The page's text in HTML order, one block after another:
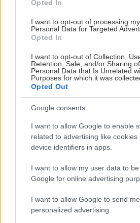
Opted In
I want to opt-out of processing my
Personal Data for Targeted
Opted In
I want to opt-out of Collection,
Retention, Sale, and/or Sharing
Personal Data that Is Unrelated
Purposes for which it was
Opted Out
Google consents
I want to allow Google to enable
related to advertising like cookies
device identifiers in apps.
I want to allow my user data to
Google for online advertising
I want to allow Google to send me
personalized advertising.
Apopsis Zoy's Guesthouse
καταπράσινου κήπου, ένα
Γαλαξίδι, προσφέρει
πανοραμική θέα στη θάλασσα.
κυμαίνονται στα 65€ για το
Κρατήσεις πραγματοποιούνται
Booking, από εδώ
(Το νοστιμότερο) Φαγητό
για τους ντόπιους και τους
θαλασσινά, αλλά και σπιτικές
αποκορύφωμα τις θρυλικές της